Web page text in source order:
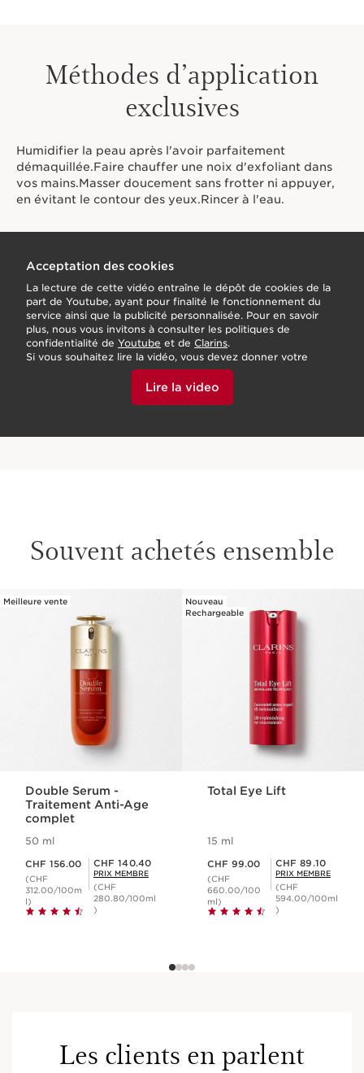
Méthodes d’application
exclusives
Humidifier la peau après l'avoir parfaitement
démaquillée.Faire chauffer une noix d'exfoliant dans
vos mains.Masser doucement sans frotter ni appuyer,
en évitant le contour des yeux.Rincer à l'eau.
Acceptation des cookies
La lecture de cette vidéo entraîne le dépôt de cookies de la
part de Youtube, ayant pour finalité le fonctionnement du
service ainsi que la publicité personnalisée. Pour en savoir
plus, nous vous invitons à consulter les politiques de
confidentialité de Youtube et de Clarins.
Si vous souhaitez lire la vidéo, vous devez donner votre
accord en cliquant ci-dessous.
Lire la video
Souvent achetés ensemble
Meilleure vente
Double Serum -
Traitement Anti-Age
complet
50 ml
CHF 156.00
(CHF
312.00/100m
l)
Prix Sérénité CHF 140.40
CHF 140.40
PRIX MEMBRE
(CHF
280.80/100ml
)
Nouveau
Rechargeable
Total Eye Lift
15 ml
CHF 99.00
(CHF
660.00/100
ml)
Prix Sérénité CHF 89.10
CHF 89.10
PRIX MEMBRE
(CHF
594.00/100ml
)
Les clients en parlent